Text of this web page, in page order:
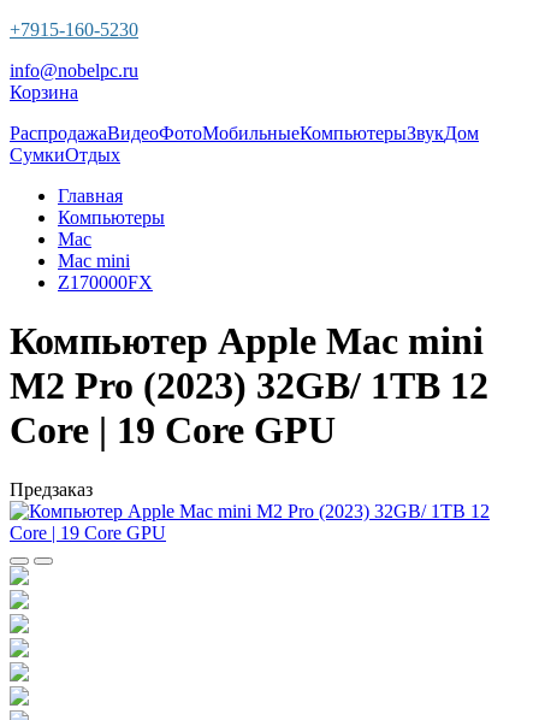
+7915-160-5230
info@nobelpc.ru
Корзина
РаспродажаВидеоФотоМобильныеКомпьютерыЗвукДом
СумкиОтдых
Главная
Компьютеры
Mac
Maс mini
Z170000FX
Компьютер Apple Mac mini
M2 Pro (2023) 32GB/ 1TB 12
Core | 19 Core GPU
Предзаказ